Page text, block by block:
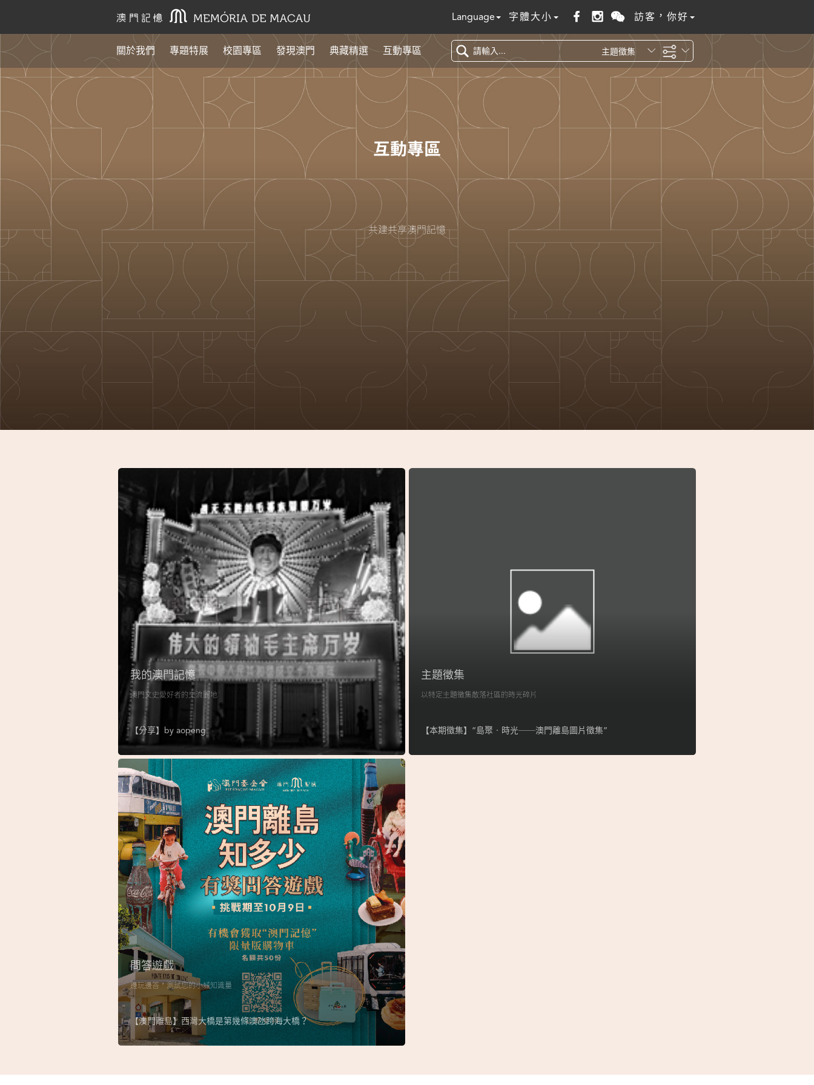
Language 字體大小 訪客，你好
關於我們 專題特展 校園專區 發現澳門 典藏精選 互動專區 主題徵集
互動專區
共建共享澳門記憶
我的澳門記憶
澳門文史愛好者的交流園地
【分享】by aopeng
主題徵集
以特定主題徵集散落社區的時光碎片
【本期徵集】“島聚‧時光──澳門離島圖片徵集”
問答遊戲
邊玩邊答，測試您的小城知識量
【澳門離島】西灣大橋是第幾條澳氹跨海大橋？